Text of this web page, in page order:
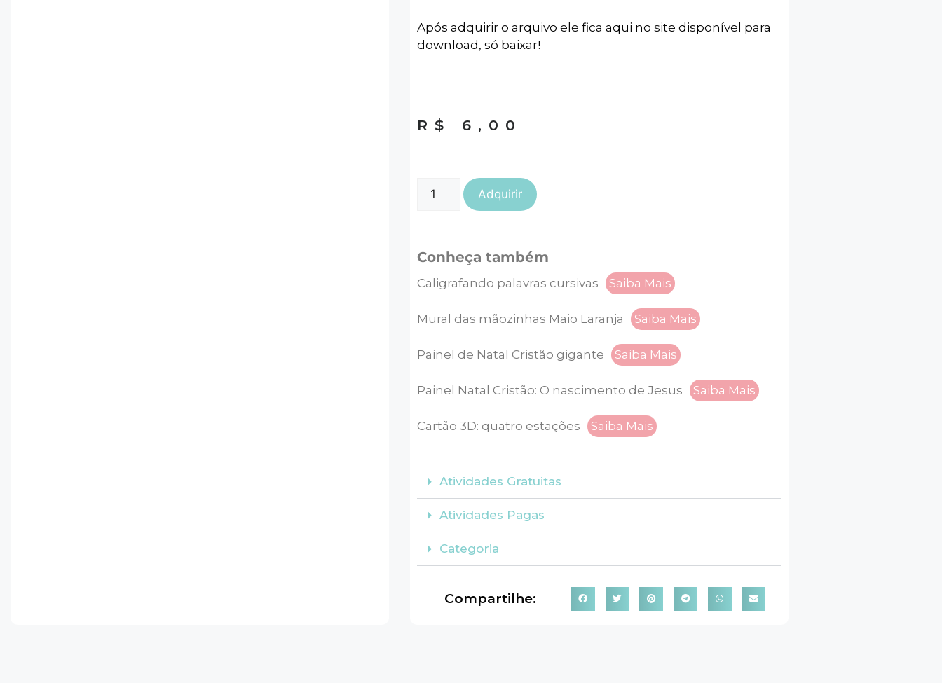
Após adquirir o arquivo ele fica aqui no site disponível para
download, só baixar!
R$ 6,00
Adquirir
Conheça também
Caligrafando palavras cursivas Saiba Mais
Mural das mãozinhas Maio Laranja Saiba Mais
Painel de Natal Cristão gigante Saiba Mais
Painel Natal Cristão: O nascimento de Jesus Saiba Mais
Cartão 3D: quatro estações Saiba Mais
Atividades Gratuitas
Atividades Pagas
Categoria
Compartilhe: